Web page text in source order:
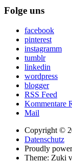
Folge uns
facebook
pinterest
instagramm
tumblr
linkedin
wordpress
blogger
RSS Feed
Kommentare
Mail
Copyright ©
Datenschutz
Proudly
Theme: Zuki